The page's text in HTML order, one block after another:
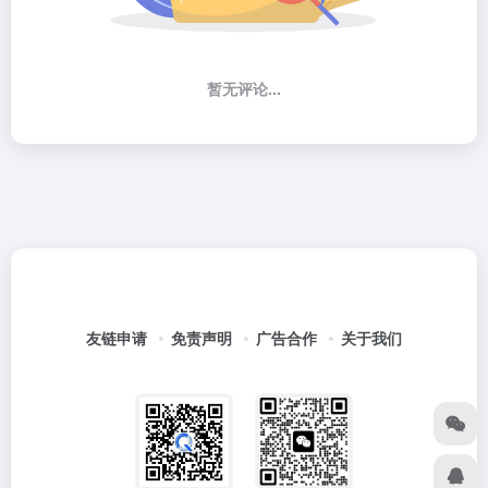
暂无评论...
友链申请 免责声明 广告合作 关于我们